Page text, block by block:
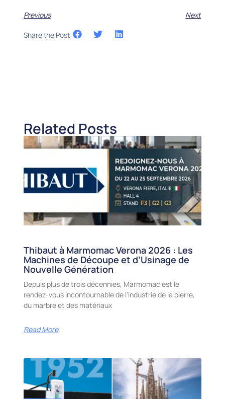
Previous Next
Share the Post:
Related Posts
Thibaut à Marmomac Verona 2026 : Les
Machines de Découpe et d’Usinage de
Nouvelle Génération
Depuis plus de trois décennies, Marmomac est le
rendez-vous incontournable de l’industrie de la pierre,
du marbre et des matériaux
Read More